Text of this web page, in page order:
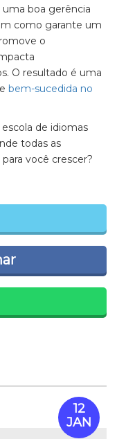
boa gerência
como garante um
o
O resultado é uma
bem-sucedida no
de idiomas
todas as
você crescer?
12
JAN